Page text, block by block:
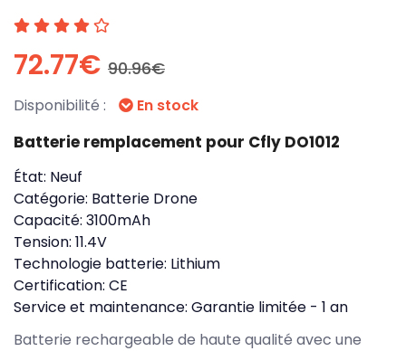
72.77€ 90.96€
Disponibilité : En stock
Batterie remplacement pour Cfly DO1012
État: Neuf
Catégorie: Batterie Drone
Capacité: 3100mAh
Tension: 11.4V
Technologie batterie: Lithium
Certification: CE
Service et maintenance: Garantie limitée - 1 an
Batterie rechargeable de haute qualité avec une